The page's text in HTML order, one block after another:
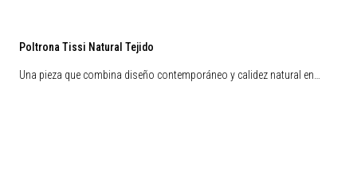
Poltrona Tissi Natural Tejido
Una pieza que combina diseño contemporáneo y calidez natural en…